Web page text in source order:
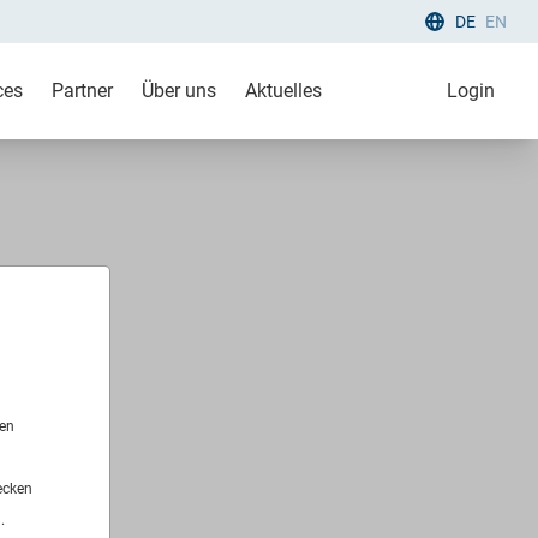
DE EN
Partner Über uns Aktuelles Login